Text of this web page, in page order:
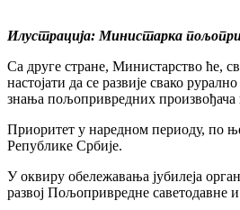
Илустрација: Министарка
Са друге стране, Министарство ће,
настојати да се развије свако
знања пољопривредних
Приоритет у наредном периоду, по
Републике Србије.
У оквиру обележавања јубилеја
развој Пољопривредне саветодавне